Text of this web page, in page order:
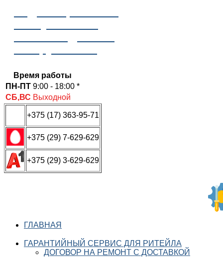
Время работы
ПН-ПТ 9:00 - 18:00 *
СБ,ВС Выходной
+375 (17) 363-95-71
+375 (29) 7-629-629
+375 (29) 3-629-629
ГЛАВНАЯ
ГАРАНТИЙНЫЙ СЕРВИС ДЛЯ РИТЕЙЛА
ДОГОВОР НА РЕМОНТ С ДОСТАВКОЙ